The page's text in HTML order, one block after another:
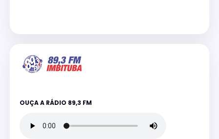
OUÇA A RÁDIO 89,3 FM